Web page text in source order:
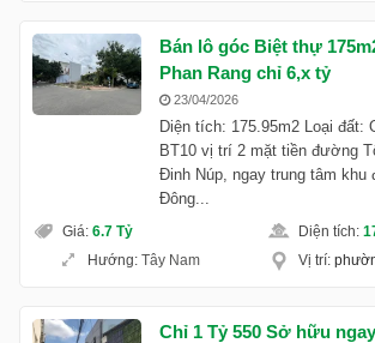
Bán lô góc Biệt thự
Phan Rang chỉ 6,x tỷ
23/04/2026
Diện tích: 175.95m2 Loại đất:
BT10 vị trí 2 mặt tiền đường
Đinh Núp, ngay trung tâm khu
Đông...
Giá: 6.7 Tỷ Diện tích:
Hướng: Tây Nam Vị trí:
Chỉ 1 Tỷ 550 Sở hữu